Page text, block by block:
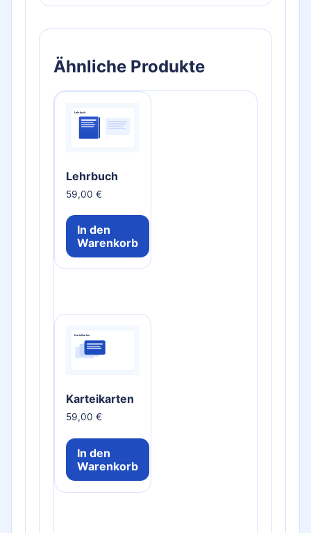
Ähnliche Produkte
Lehrbuch
59,00 €
In den
Warenkorb
Karteikarten
59,00 €
In den
Warenkorb